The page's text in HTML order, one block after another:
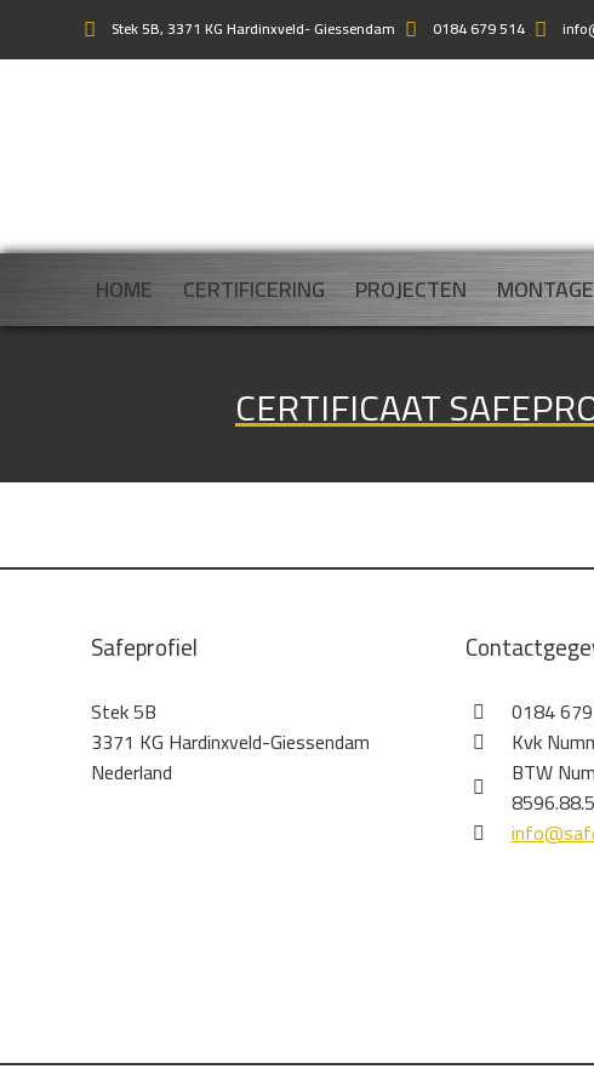
Stek 5B, 3371 KG Hardinxveld- Giessendam 0184 679 514
HOME CERTIFICERING PROJECTEN
CERTIFICAAT
Safeprofiel
Stek 5B
3371 KG Hardinxveld-Giessendam
Nederland
0184
Kvk
BTW